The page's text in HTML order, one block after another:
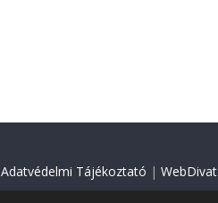
Adatvédelmi Tájékoztató | WebDivat